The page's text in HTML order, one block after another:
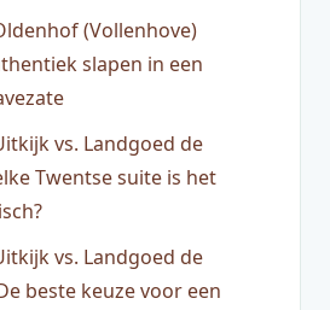
(Vollenhove)
slapen in een
vs. Landgoed de
Twentse suite is het
vs. Landgoed de
beste keuze voor een